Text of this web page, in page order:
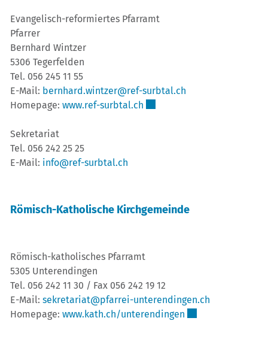
Evangelisch-reformiertes Pfarramt
Pfarrer
Bernhard Wintzer
5306 Tegerfelden
Tel. 056 245 11 55
E-Mail: bernhard.wintzer@ref-surbtal.ch
Homepage: www.ref-surbtal.ch
Sekretariat
Tel. 056 242 25 25
E-Mail: info@ref-surbtal.ch
Römisch-Katholische Kirchgemeinde
Römisch-katholisches Pfarramt
5305 Unterendingen
Tel. 056 242 11 30 / Fax 056 242 19 12
E-Mail: sekretariat@pfarrei-unterendingen.ch
Homepage: www.kath.ch/unterendingen